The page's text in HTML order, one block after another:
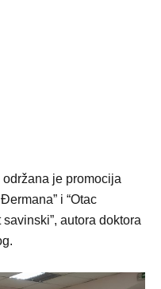
je promocija
i “Otac
autora doktora